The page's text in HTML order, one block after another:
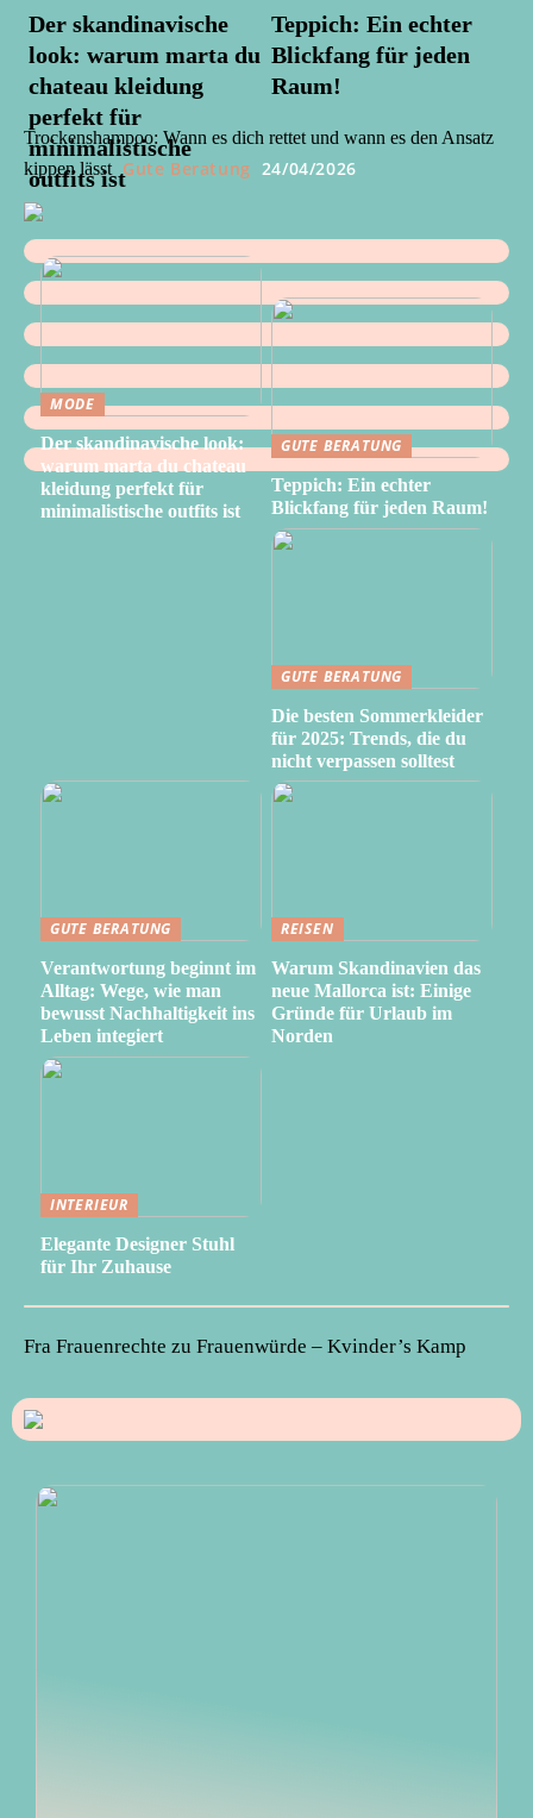
Der skandinavische
look: warum marta du
chateau kleidung
perfekt für
minimalistische
outfits ist
Teppich: Ein echter
Blickfang für jeden
Raum!
Trockenshampoo: Wann es dich rettet und wann es den Ansatz
kippen lässt Gute Beratung 24/04/2026
MODE
Der skandinavische look:
warum marta du chateau
kleidung perfekt für
minimalistische outfits ist
GUTE BERATUNG
Teppich: Ein echter
Blickfang für jeden Raum!
GUTE BERATUNG
Die besten Sommerkleider
für 2025: Trends, die du
nicht verpassen solltest
GUTE BERATUNG
Verantwortung beginnt im
Alltag: Wege, wie man
bewusst Nachhaltigkeit ins
Leben integiert
REISEN
Warum Skandinavien das
neue Mallorca ist: Einige
Gründe für Urlaub im
Norden
INTERIEUR
Elegante Designer Stuhl
für Ihr Zuhause
Fra Frauenrechte zu Frauenwürde – Kvinder’s Kamp